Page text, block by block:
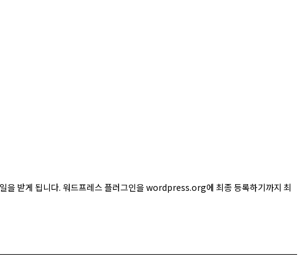
받게 됩니다. 워드프레스 플러그인을 wordpress.org에 최종 등록하기까지 최